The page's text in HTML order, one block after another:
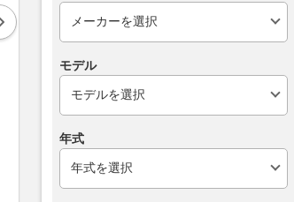
野尻智紀が2戦連続ポールポジ
ション！ 太田、フラガ続く｜
スーパーフォーミュラ第8戦
motorsport.com 日本版
ヤマハ「XSR155
か月 堅調なセー
モデル
年式